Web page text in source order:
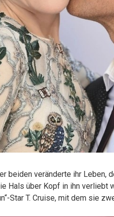
beiden veränderte ihr Leben,
Hals über Kopf in ihn verliebt
Star T. Cruise, mit dem sie